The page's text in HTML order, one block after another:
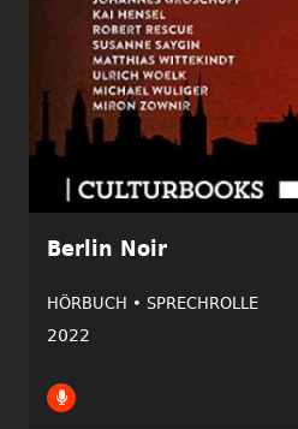
Berlin Noir
HÖRBUCH • SPRECHROLLE
2022